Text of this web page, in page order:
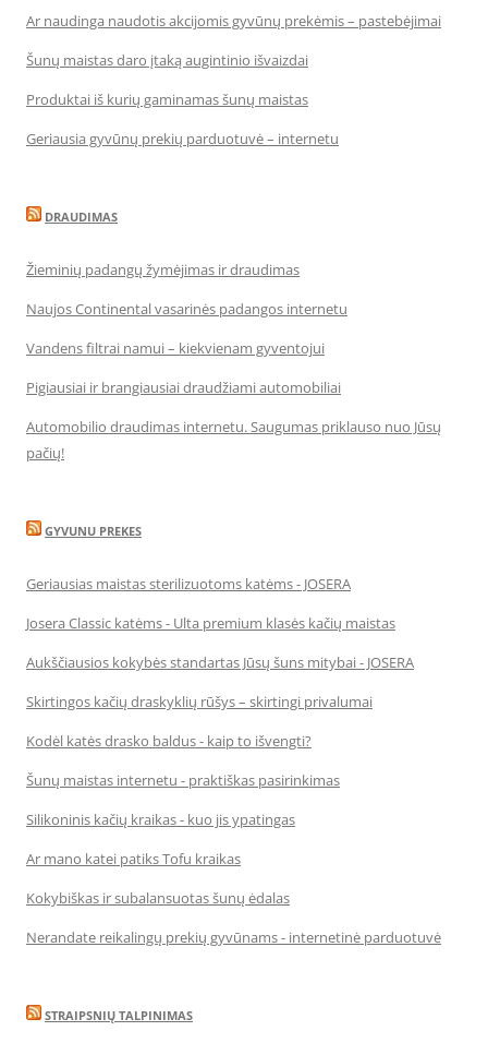
Ar naudinga naudotis akcijomis gyvūnų prekėmis – pastebėjimai
Šunų maistas daro įtaką augintinio išvaizdai
Produktai iš kurių gaminamas šunų maistas
Geriausia gyvūnų prekių parduotuvė – internetu
DRAUDIMAS
Žieminių padangų žymėjimas ir draudimas
Naujos Continental vasarinės padangos internetu
Vandens filtrai namui – kiekvienam gyventojui
Pigiausiai ir brangiausiai draudžiami automobiliai
Automobilio draudimas internetu. Saugumas priklauso nuo Jūsų
pačių!
GYVUNU PREKES
Geriausias maistas sterilizuotoms katėms - JOSERA
Josera Classic katėms - Ulta premium klasės kačių maistas
Aukščiausios kokybės standartas Jūsų šuns mitybai - JOSERA
Skirtingos kačių draskyklių rūšys – skirtingi privalumai
Kodėl katės drasko baldus - kaip to išvengti?
Šunų maistas internetu - praktiškas pasirinkimas
Silikoninis kačių kraikas - kuo jis ypatingas
Ar mano katei patiks Tofu kraikas
Kokybiškas ir subalansuotas šunų ėdalas
Nerandate reikalingų prekių gyvūnams - internetinė parduotuvė
STRAIPSNIŲ TALPINIMAS